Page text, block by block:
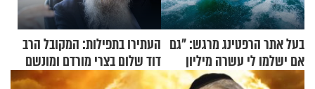
בעל אתר הרפטינג מרגש: "גם
אם ישלמו לי עשרה מיליון
שקלים - לא אפתח בשבת"
העתירו בתפילות: המקובל הרב
דוד שלום בצרי מורדם ומונשם